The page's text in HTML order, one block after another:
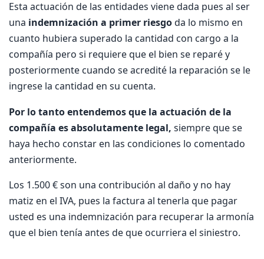
Esta actuación de las entidades viene dada pues al ser
una indemnización a primer riesgoda lo mismo en
cuanto hubiera superado la cantidad con cargo a la
compañía pero si requiere que el bien se reparé y
posteriormente cuando se acredité la reparación se le
ingrese la cantidad en su cuenta.
Por lo tanto entendemos que la actuación de la
compañía es absolutamente legal, siempre que se
haya hecho constar en las condiciones lo comentado
anteriormente.
Los 1.500 € son una contribución al daño y no hay
matiz en el IVA, pues la factura al tenerla que pagar
usted es una indemnización para recuperar la armonía
que el bien tenía antes de que ocurriera el siniestro.